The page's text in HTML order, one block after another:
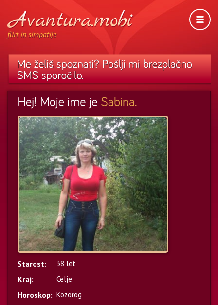
flirt in simpatije
Starost: 38 let
Kraj: Celje
Horoskop: Kozorog